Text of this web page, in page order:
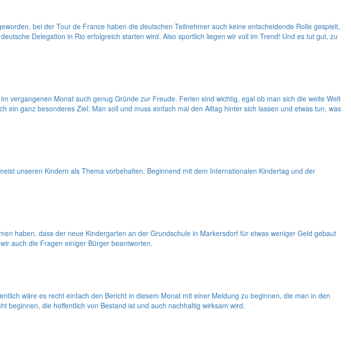
bei der Tour de France haben die deutschen Teilnehmer auch keine entscheidende Rolle gespielt,
Delegation in Rio erfolgreich starten wird. Also sportlich liegen wir voll im Trend! Und es tut gut, zu
vergangenen Monat auch genug Gründe zur Freude. Ferien sind wichtig, egal ob man sich die weite Welt
ganz besonderes Ziel: Man soll und muss einfach mal den Alltag hinter sich lassen und etwas tun, was
unseren Kindern als Thema vorbehalten. Beginnend mit dem Internationalen Kindertag und der
haben, dass der neue Kindergarten an der Grundschule in Markersdorf für etwas weniger Geld gebaut
auch die Fragen einiger Bürger beantworten.
wäre es recht einfach den Bericht in diesem Monat mit einer Meldung zu beginnen, die man in den
beginnen, die hoffentlich von Bestand ist und auch nachhaltig wirksam wird.